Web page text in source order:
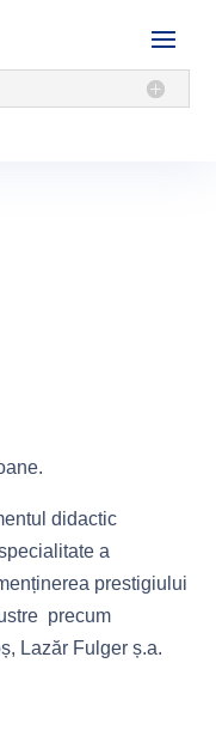
didactic
a
prestigiului
precum
Lazăr Fulger ș.a.